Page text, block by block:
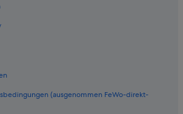
in Papeete
(ausgenommen FeWo-direkt-